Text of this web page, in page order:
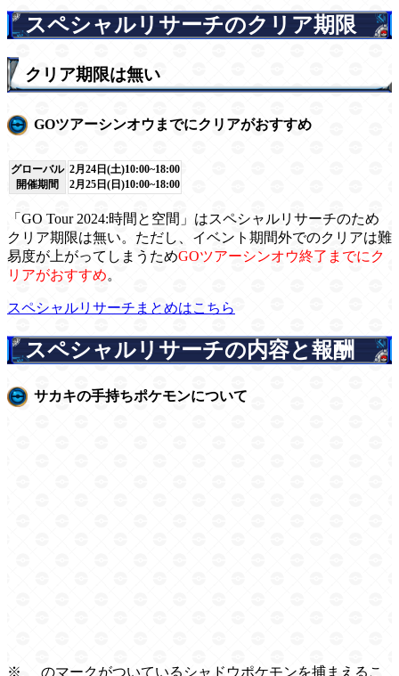
スペシャルリサーチのクリア期限
クリア期限は無い
GOツアーシンオウまでにクリアがおすすめ
グローバル
開催期間
2月24日(土)10:00~18:00
2月25日(日)10:00~18:00
「GO Tour 2024:時間と空間」はスペシャルリサーチのため
クリア期限は無い。ただし、イベント期間外でのクリアは難
易度が上がってしまうためGOツアーシンオウ終了までにク
リアがおすすめ。
スペシャルリサーチまとめはこちら
スペシャルリサーチの内容と報酬
サカキの手持ちポケモンについて
※
のマークがついているシャドウポケモンを捕まえるこ